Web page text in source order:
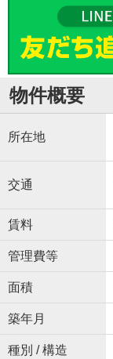
物件概要
所在地
交通
賃料
管理費等
面積
築年月
種別 / 構造